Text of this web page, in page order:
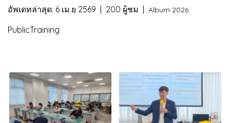
อัพเดทล่าสุด: 6 เม.ย 2569 200 ผู้ชม Album 2026
PublicTraining